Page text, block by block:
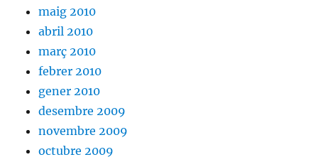
maig 2010
abril 2010
març 2010
febrer 2010
gener 2010
desembre 2009
novembre 2009
octubre 2009